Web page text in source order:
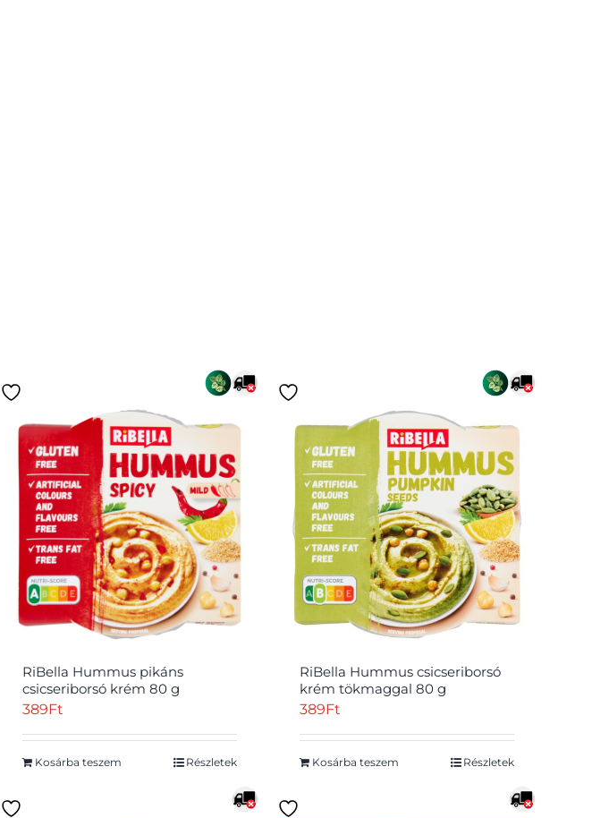
RiBella Hummus pikáns
csicseriborsó krém 80 g
389Ft
Kosárba teszem Részletek
RiBella Hummus csicseriborsó
krém tökmaggal 80 g
389Ft
Kosárba teszem Részletek